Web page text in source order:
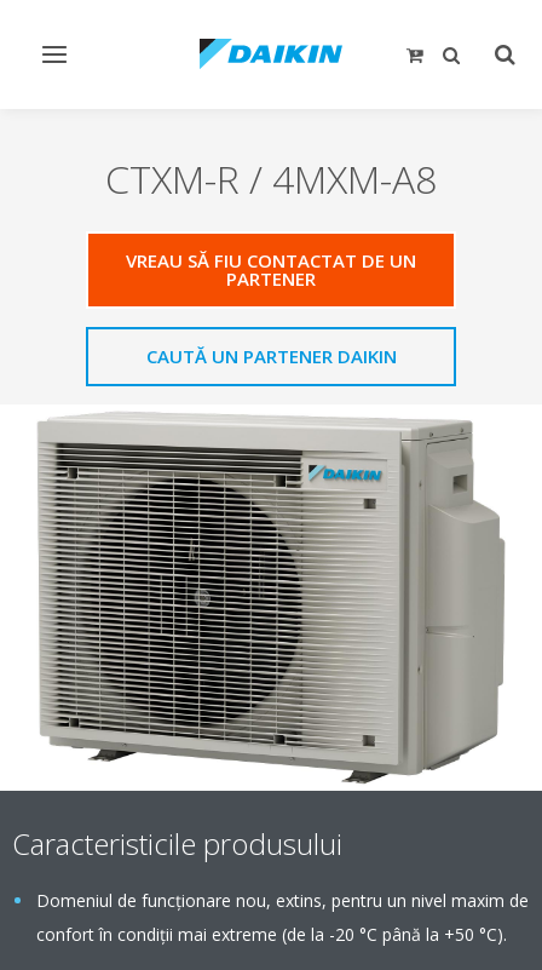
Comutare
CTXM-R / 4MXM-A8
VREAU SĂ FIU CONTACTAT DE UN
PARTENER
CAUTĂ UN PARTENER DAIKIN
Caracteristicile produsului
Domeniul de funcționare nou, extins, pentru un nivel maxim de
confort în condiții mai extreme (de la -20 °C până la +50 °C).